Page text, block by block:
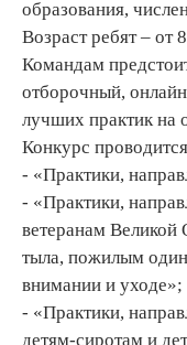
образования,
Возраст ребят – от
Командам
отборочный,
лучших практик на
Конкурс
- «Практики,
- «Практики,
ветеранам Великой
тыла, пожилым
внимании и уходе»;
- «Практики,
детям-сиротам и